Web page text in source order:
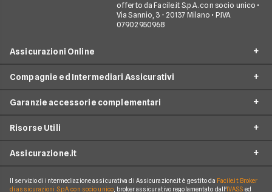
offerto da Facile.it S.p.A. con socio unico •
Via Sannio, 3 - 20137 Milano • P.IVA
07902950968
Assicurazioni Online
RC Auto
RC Moto
Assicurazione Ciclomotore
Assicurazione Casa
Compagnie ed Intermediari Assicurativi
Allianz Direct
Prima.it
Linear
Garanzie accessorie complementari
Infortuni conducente
Risorse Utili
Guide
Assicurazione.it
Chi Siamo
Il servizio di intermediazione assicurativa di Assicurazione.it è gestito da Facile.it Broker
di assicurazioni S.p.A. con socio unico, broker assicurativo regolamentato dall'IVASS ed